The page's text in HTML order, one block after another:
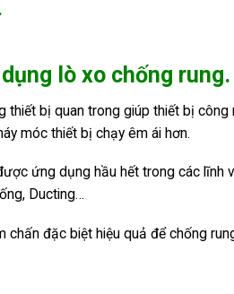
lò xo chống rung.
thiết bị quan trong giúp thiết bị
móc thiết bị chạy êm ái hơn.
ứng dụng hầu hết trong các lĩnh
Ducting…
chấn đặc biệt hiệu quả để chống